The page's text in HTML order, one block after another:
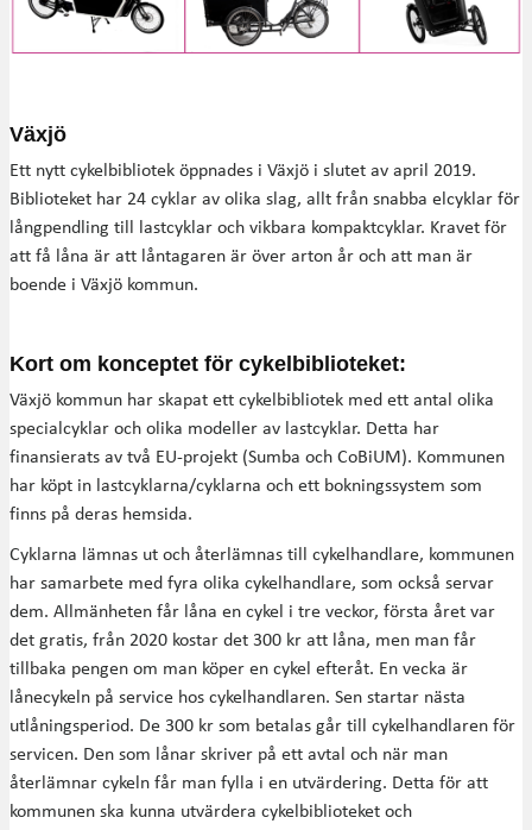
Växjö
Ett nytt cykelbibliotek öppnades i Växjö i slutet av april 2019.
Biblioteket har 24 cyklar av olika slag, allt från snabba elcyklar för
långpendling till lastcyklar och vikbara kompaktcyklar. Kravet för
att få låna är att låntagaren är över arton år och att man är
boende i Växjö kommun.
Kort om konceptet för cykelbiblioteket:
Växjö kommun har skapat ett cykelbibliotek med ett antal olika
specialcyklar och olika modeller av lastcyklar. Detta har
finansierats av två EU-projekt (Sumba och CoBiUM). Kommunen
har köpt in lastcyklarna/cyklarna och ett bokningssystem som
finns på deras hemsida.
Cyklarna lämnas ut och återlämnas till cykelhandlare, kommunen
har samarbete med fyra olika cykelhandlare, som också servar
dem. Allmänheten får låna en cykel i tre veckor, första året var
det gratis, från 2020 kostar det 300 kr att låna, men man får
tillbaka pengen om man köper en cykel efteråt. En vecka är
lånecykeln på service hos cykelhandlaren. Sen startar nästa
utlåningsperiod. De 300 kr som betalas går till cykelhandlaren för
servicen. Den som lånar skriver på ett avtal och när man
återlämnar cykeln får man fylla i en utvärdering. Detta för att
kommunen ska kunna utvärdera cykelbiblioteket och